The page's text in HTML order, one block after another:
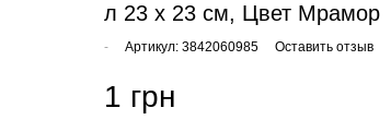
л 23 х 23 см, Цвет Мрамор
- Артикул: 3842060985 Оставить отзыв
1 грн